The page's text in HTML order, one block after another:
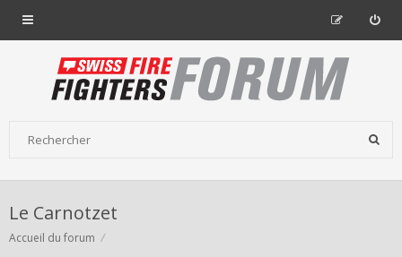
Le Carnotzet
Accueil du forum